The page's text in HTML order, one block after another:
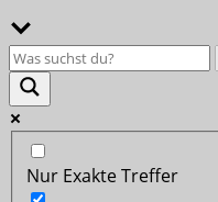
Nur Exakte Treffer